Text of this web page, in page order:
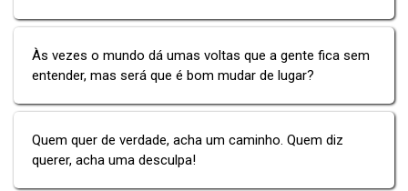
Às vezes o mundo dá umas voltas que a gente fica sem
entender, mas será que é bom mudar de lugar?
Quem quer de verdade, acha um caminho. Quem diz
querer, acha uma desculpa!